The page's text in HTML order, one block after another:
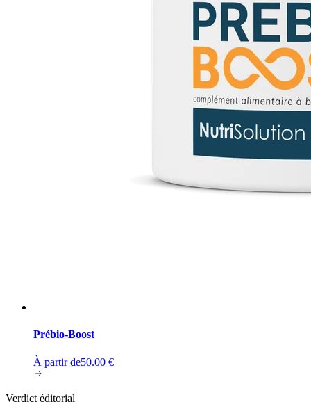
Prébio-Boost
À partir de50.00 €
Verdict éditorial